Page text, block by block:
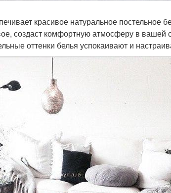
красивое натуральное постельное
создаст комфортную атмосферу в вашей
оттенки белья успокаивают и